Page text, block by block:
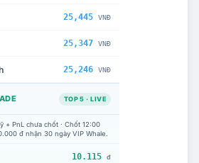
25,445 VNĐ
25,347 VNĐ
25,246 VNĐ
TOP 5 · LIVE
+ PnL chưa chốt · Chốt 12:00
đ nhận 30 ngày VIP Whale.
10.115 đ